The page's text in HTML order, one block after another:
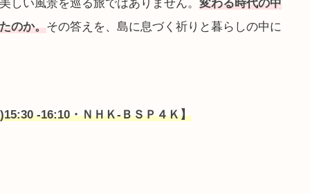
しい風景を巡る旅ではありません。 変わる時代の中
のか。その答えを、島に息づく祈りと暮らしの中に
-16:10・ＮＨＫ-ＢＳＰ４Ｋ】